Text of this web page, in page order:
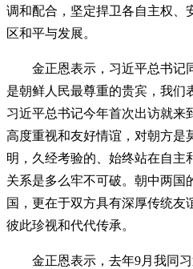
调和配合，坚定捍卫各自主权、
区和平与发展。
金正恩表示，习近平总书记
是朝鲜人民最尊重的贵宾，我们
习近平总书记今年首次出访就来
高度重视和友好情谊，对朝方是
明，久经考验的、始终站在自主
关系是多么牢不可破。朝中两国
国，更在于双方具有深厚传统友
彼此珍视和代代传承。
金正恩表示，去年9月我同